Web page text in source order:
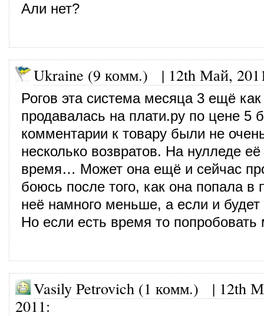
Али нет?
Ukraine (9 комм.) | 12th Май,
Рогов эта система месяца 3 ещё как
продавалась на плати.ру по цене 5
комментарии к товару были не
несколько возвратов. На нулледе
время… Может она ещё и сейчас
боюсь после того, как она попала в
неё намного меньше, а если и будет
Но если есть время то
Vasily Petrovich (1 комм.) | 12th
2011: